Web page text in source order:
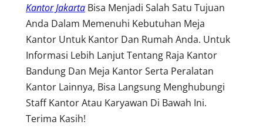
Kantor Jakarta Bisa Menjadi Salah Satu Tujuan
Anda Dalam Memenuhi Kebutuhan Meja
Kantor Untuk Kantor Dan Rumah Anda. Untuk
Informasi Lebih Lanjut Tentang Raja Kantor
Bandung Dan Meja Kantor Serta Peralatan
Kantor Lainnya, Bisa Langsung Menghubungi
Staff Kantor Atau Karyawan Di Bawah Ini.
Terima Kasih!